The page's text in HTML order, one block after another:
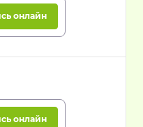
онлайн
онлайн